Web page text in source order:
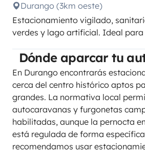
Durango (3km oeste)
Estacionamiento vigilado,
verdes y lago artificial. Ideal
Dónde aparcar tu
En Durango encontrarás
cerca del centro histórico aptos
grandes. La normativa local
autocaravanas y furgonetas
habilitadas, aunque la pernocta
está regulada de forma
recomendamos usar